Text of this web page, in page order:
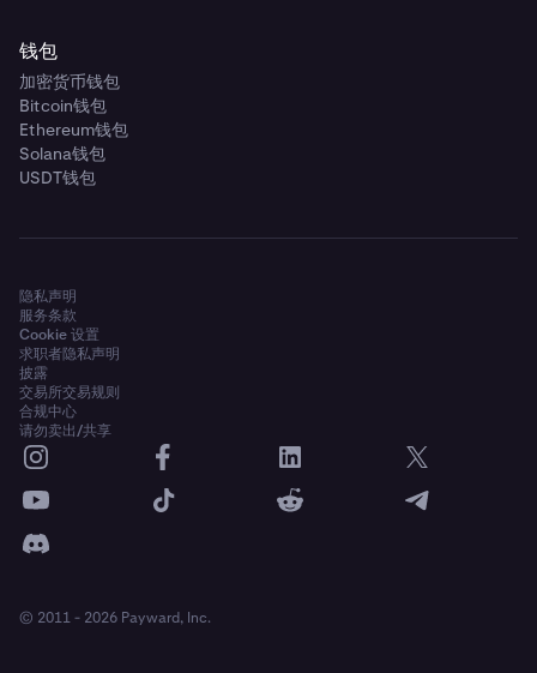
钱包
加密货币钱包
Bitcoin钱包
Ethereum钱包
Solana钱包
USDT钱包
隐私声明
服务条款
Cookie 设置
求职者隐私声明
披露
交易所交易规则
合规中心
请勿卖出/共享
© 2011 - 2026 Payward, Inc.